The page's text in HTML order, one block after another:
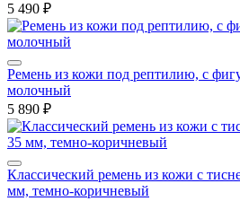
5 490 ₽
Ремень из кожи под рептилию, с
молочный
5 890 ₽
Классический ремень из кожи с
мм, темно-коричневый